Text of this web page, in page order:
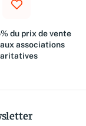
du prix de vente
associations